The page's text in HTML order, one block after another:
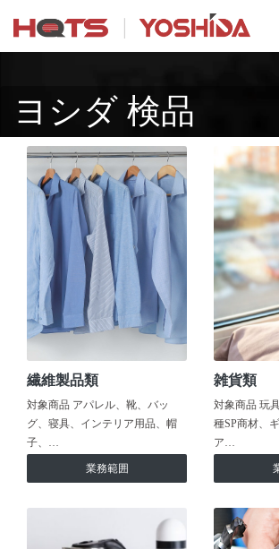
ヨシダ 検品
繊維製品類
対象商品 アパレル、靴、バッ
グ、寝具、インテリア用品、帽
子、…
業務範囲
雑貨類
対象商品 玩
種SP商材、
ア…